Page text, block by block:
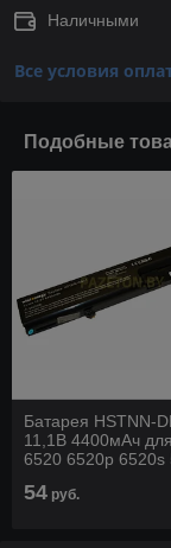
Наличными
Все условия
Подобные
Батарея HSTNN-
11,1В 4400мАч
6520 6520p 6520s
515 516 540 541 и
54 руб.